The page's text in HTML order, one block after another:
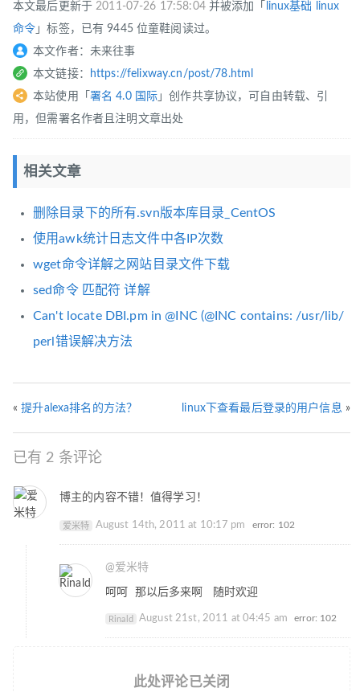
本文最后更新于2011-07-26 17:58:04并被添加「 linux基础
linux
命令 」标签，已有 9445 位童鞋阅读过。
本文作者：未来往事
本文链接：
https://felixway.cn/post/78.html
本站使用「 署名 4.0 国际 」创作共享协议，可自由转载、引
用，但需署名作者且注明文章出处
相关文章
删除目录下的所有.svn版本库目录_CentOS
使用awk统计日志文件中各IP次数
wget命令详解之网站目录文件下载
sed命令 匹配符 详解
Can't locate DBI.pm in @INC (@INC contains: /usr/lib/
perl错误解决方法
«提升alexa排名的方法？ linux下查看最后登录的用户信息 »
已有 2 条评论
博主的内容不错！值得学习！
爱米特 August 14th, 2011 at 10:17 pm error: 102
@爱米特
呵呵 那以后多来啊 随时欢迎
Rinald August 21st, 2011 at 04:45 am error: 102
此处评论已关闭